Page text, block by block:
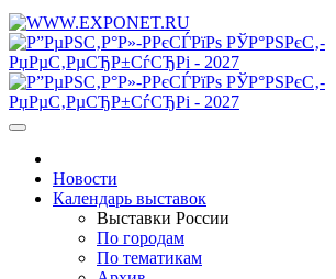
Новости
Календарь выставок
Выставки России
По городам
По тематикам